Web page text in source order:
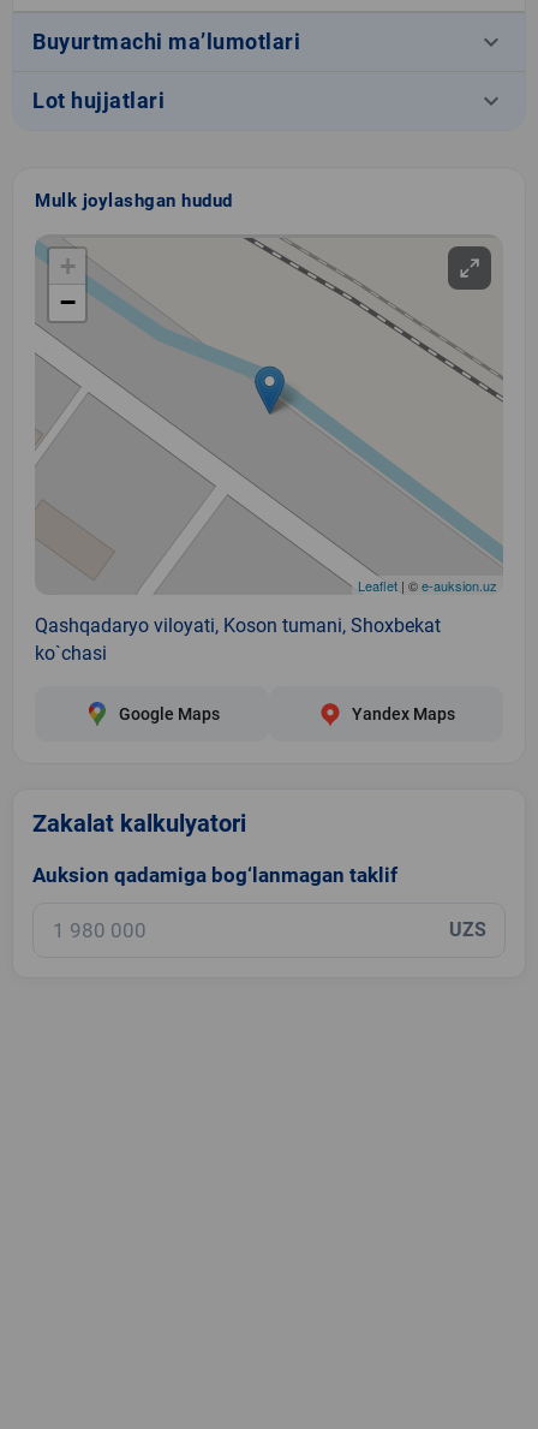
Buyurtmachi ma’lumotlari keyboard_arrow_down
Lot hujjatlari keyboard_arrow_down
Mulk joylashgan hudud
+
−
Leaflet | ©e-auksion.uz
Qashqadaryo viloyati, Koson tumani, Shoxbekat
ko`chasi
Google Maps Yandex Maps
Zakalat kalkulyatori
Auksion qadamiga bog‘lanmagan taklif
UZS